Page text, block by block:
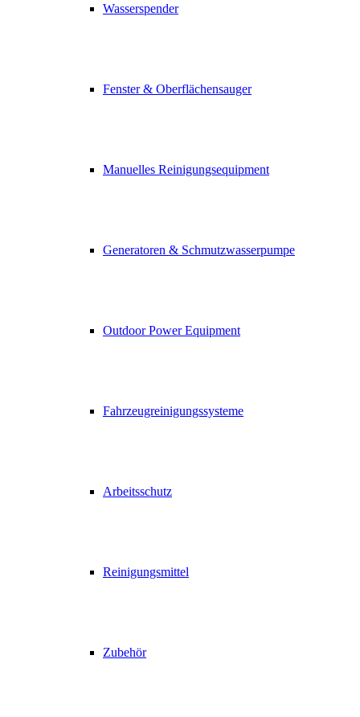
Wasserspender
Fenster & Oberflächensauger
Manuelles Reinigungsequipment
Generatoren & Schmutzwasserpumpe
Outdoor Power Equipment
Fahrzeugreinigungssysteme
Arbeitsschutz
Reinigungsmittel
Zubehör